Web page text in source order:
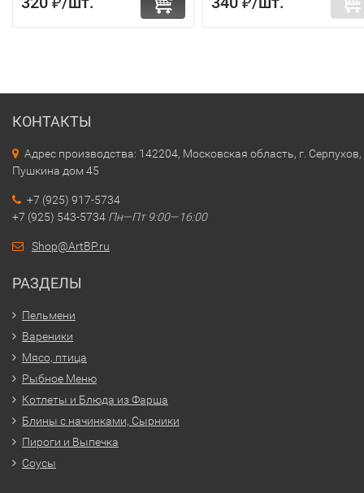
₽ ₽
КОНТАКТЫ
Адрес производства: 142204, Московская область, г. Серпухов,
Пушкина дом 45
+7 (925) 917-5734
+7 (925) 543-5734 Пн—Пт 9:00—16:00
Shop@ArtBP.ru
РАЗДЕЛЫ
Пельмени
Вареники
Мясо, птица
Рыбное Меню
Котлеты и Блюда из Фарша
Блины с начинками, Сырники
Пироги и Выпечка
Соусы